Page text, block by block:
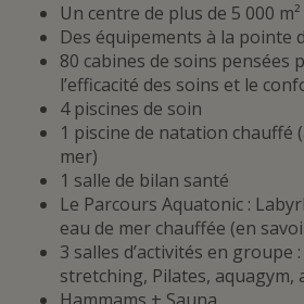
Un centre de plus de 5 000 m²
Des équipements à la pointe
80 cabines de soins pensées
l’efficacité des soins et le
4 piscines de soin
1 piscine de natation chauffé
mer)
1 salle de bilan santé
Le Parcours Aquatonic :
eau de mer chauffée (en
3 salles d’activités en groupe
stretching, Pilates, aquagym,